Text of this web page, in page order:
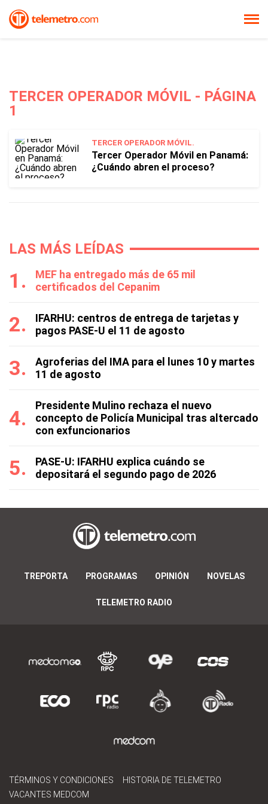
TERCER OPERADOR MÓVIL - PÁGINA
1
TERCER OPERADOR MÓVIL.
Tercer Operador Móvil en Panamá:
¿Cuándo abren el proceso?
LAS MÁS LEÍDAS
MEF ha entregado más de 65 mil
certificados del Cepanim
IFARHU: centros de entrega de tarjetas y
pagos PASE-U el 11 de agosto
Agroferias del IMA para el lunes 10 y martes
11 de agosto
Presidente Mulino rechaza el nuevo
concepto de Policía Municipal tras altercado
con exfuncionarios
PASE-U: IFARHU explica cuándo se
depositará el segundo pago de 2026
TREPORTA PROGRAMAS OPINIÓN NOVELAS
TELEMETRO RADIO
TÉRMINOS Y CONDICIONES
HISTORIA DE TELEMETRO
VACANTES MEDCOM